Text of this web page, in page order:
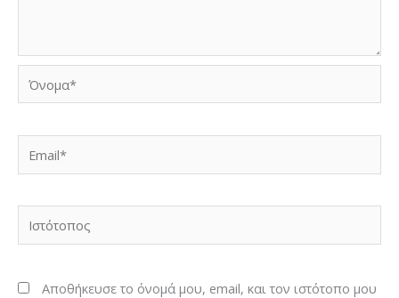
Ιστότοπος
Αποθήκευσε το όνομά μου, email, και τον ιστότοπο μου